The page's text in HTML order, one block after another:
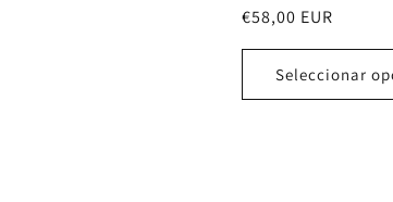
Precio
€58,00 EUR
Seleccionar